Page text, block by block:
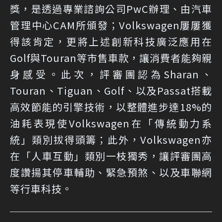
獎，是透過專業諮詢公司PwC辦理、由汽車
管理中心CAM所頒發；Volkswagen屢屢獲
得該肯定，更將上述創新科技廣泛應用在
Golf與Touran等市售車款，讓消費者能夠親
身感受。此次，評審團認為Sharan、
Touran、Tiguan、Golf、以及Passat搭載
高效節能的引擎技術，以整體進步達18%的
油耗表現使Volkswagen在「傳統動力系
統」類別拔得頭籌；此外，Volkswagen亦
在「人車互動」類別一枝獨秀，讓評審團高
度讚揚其停車輔助、緊急預煞、以及車聯網
等行車科技。